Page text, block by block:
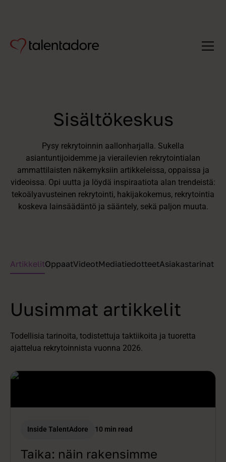
Sisältökeskus
Pysy rekrytoinnin aallonharjalla. Sukella
asiantuntijoidemme ja vierailevien rekrytointialan
ammattilaisten näkemyksiin artikkeleissa, oppaissa ja
videoissa. Opi uutta ja löydä inspiraatiota alan trendeistä:
tekoälyavusteinen rekrytointi, hakijakokemus, rekrytointia
koskeva lainsäädäntö ja sääntely, sekä paljon muuta.
ArtikkelitOppaatVideotMediatiedotteetAsiakastarinat
Uusimmat artikkelit
Todellisia tarinoita, todistettuja taktiikoita ja tuoretta
ajattelua rekrytoinnista vuonna 2026.
Inside TalentAdore 10 min read
Taika: näin rakensimme